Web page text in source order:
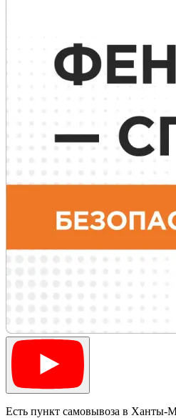
Есть пункт самовывоза в Ханты-